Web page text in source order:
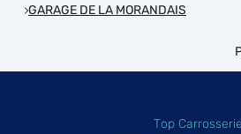
GARAGE DE LA MORANDAIS
Top Carrosserie